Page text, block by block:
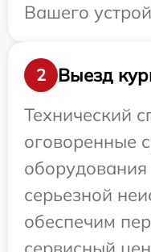
Вашего
2
Выезд
Технический
оговоренные
серьезной
обеспечим